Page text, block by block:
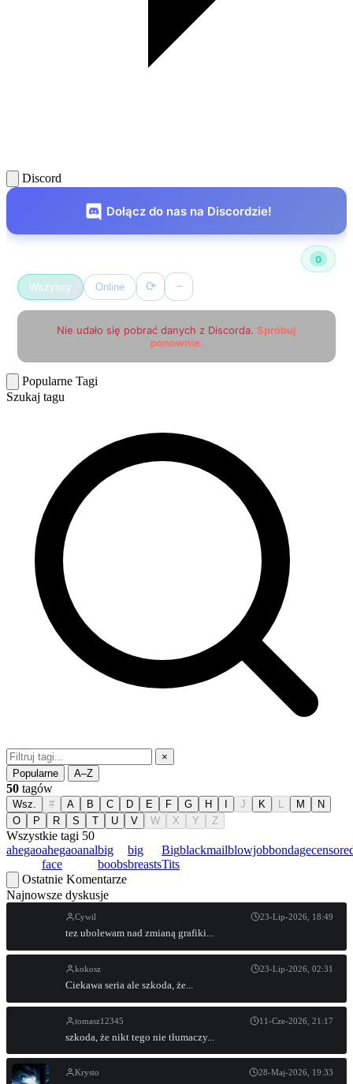
Discord
Dołącz do nas na Discordzie!
0
Wszyscy Online ⟳ −
Nie udało się pobrać danych z Discorda. Spróbuj
ponownie.
Popularne Tagi
Szukaj tagu
×
Popularne
A–Z
50 tagów
Wsz. # A B C D E F G H J K L M
N
O
P R S T U V W X Y Z
Wszystkie tagi 50
ahegaoahegao
face
analbig
boobs
big
breasts
Big
Tits
blackmailblowjobbondage
Ostatnie Komentarze
Najnowsze dyskusje
Cywil 23-Lip-2026, 18:49
tez ubolewam nad zmianą grafiki...
kokosz 23-Lip-2026, 02:31
Ciekawa seria ale szkoda, że...
tomasz12345 11-Cze-2026, 21:17
szkoda, że nikt tego nie tłumaczy...
Krysto 28-Maj-2026, 19:33